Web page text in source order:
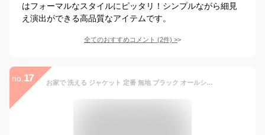
はフォーマルなスタイルにピッタリ！シンプルながら細見
え演出ができる高品質なアイテムです。
全てのおすすめコメント (2件) >
no. 17 お家で 洗える ジャケット 定番 無地 ブラック オールシーズン ブランドタグカット 【 送料無料 アウトレット 訳あり 】秋 冬 レディース ジャケット カジュアルスーツ レディーススーツ フォーマル 母 ママ テーラードジャケット オフィス